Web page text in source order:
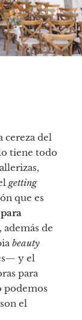
cereza del
tiene todo
getting
que es
, además de
beauty
y el
para
podemos
el